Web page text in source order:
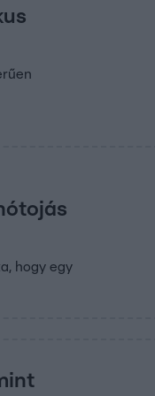
hogy egy